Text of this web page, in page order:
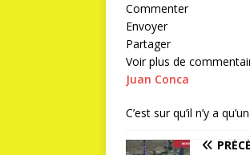
Commenter
Envoyer
Partager
Voir plus de
Juan Conca
C’est sur qu’il n’y a